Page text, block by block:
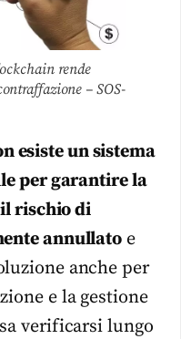
rende
– SOS-
esiste un sistema
per garantire la
rischio di
annullato e
anche per
e la gestione
verificarsi lungo